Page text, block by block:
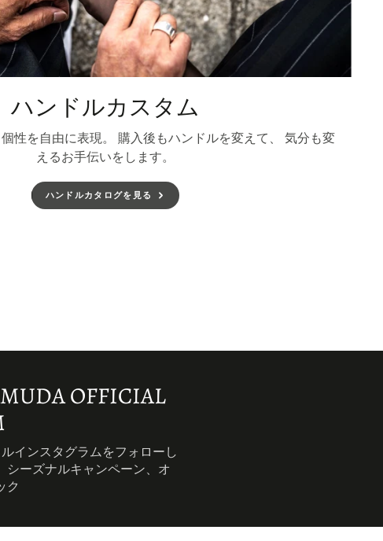
ハンドルカスタム
性を自由に表現。 購入後もハンドルを変えて、 気分も変
えるお手伝いをします。
ハンドルカタログを見る
OFFICIAL
インスタグラムをフォローし
シーズナルキャンペーン、オ
ク